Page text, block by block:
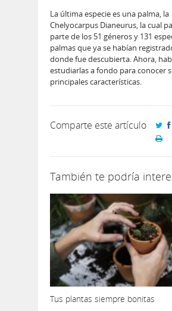
La última especie es una palma, la
Chelyocarpus Dianeurus, la cual
parte de los 51 géneros y 131
palmas que ya se habían
donde fue descubierta. Ahora,
estudiarlas a fondo para conocer
principales características.
Comparte este artículo
También te podría
Tus plantas siempre bonitas